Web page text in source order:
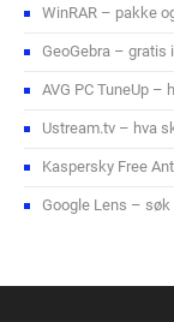
WinRAR – pakke
GeoGebra –
AVG PC TuneUp –
Ustream.tv – hva
Kaspersky Free
Google Lens –